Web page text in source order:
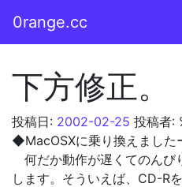
メインナビゲ
0range.cc
下方修正。
投稿日: 2002-02-25 投稿者:
◆MacOSXに乗り換えました
何だか動作が遅くてのんび
します。そういえば、CD-R